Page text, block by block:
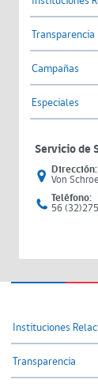
Transparencia
Campañas
Especiales
Servicio de
Dirección:
Von
Teléfono:
56
Instituciones
Transparencia